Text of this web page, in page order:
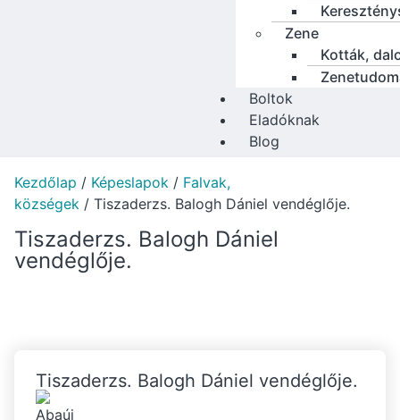
Zene
Kották,
Boltok
Eladóknak
Blog
Kezdőlap / Képeslapok / Falvak,
községek / Tiszaderzs. Balogh Dániel vendéglője.
Tiszaderzs. Balogh Dániel
vendéglője.
Tiszaderzs. Balogh Dániel vendéglője.